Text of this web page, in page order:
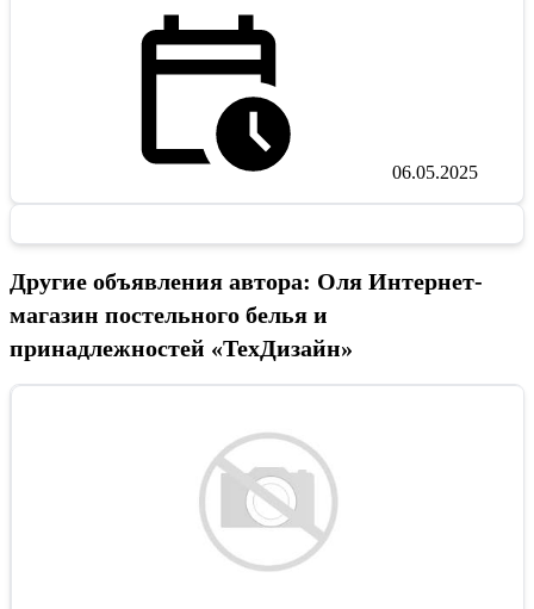
06.05.2025
Другие объявления автора: Оля Интернет-
магазин постельного белья и
принадлежностей «ТехДизайн»